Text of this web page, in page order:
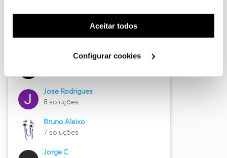
funcionalidade) e adaptar anúncios aos seus interesses
(cookies de publicidade personalizada). Pode gerir a
utilização dos cookies clicando em "Configurar
Aceitar todos
Configurar cookies
Hall of Fame de junho
Jose Rodrigues
8 soluções
Bruno Aleixo
7 soluções
Jorge C